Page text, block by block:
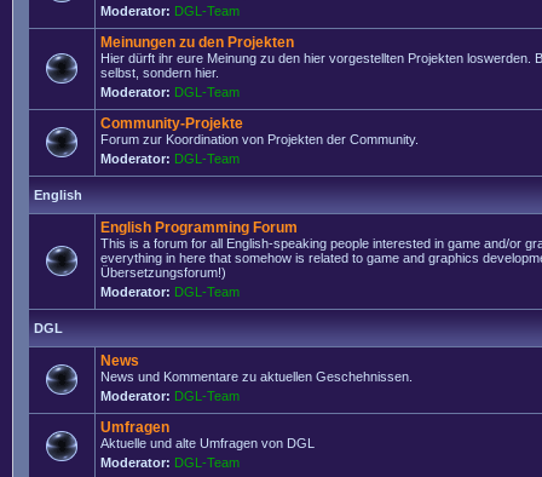
Moderator: DGL-Team
Meinungen zu den Projekten
Hier dürft ihr eure Meinung zu den hier vorgestellten Projekten loswerden.
selbst, sondern hier.
Moderator: DGL-Team
Community-Projekte
Forum zur Koordination von Projekten der Community.
Moderator: DGL-Team
English
English Programming Forum
This is a forum for all English-speaking people interested in game and/or
everything in here that somehow is related to game and graphics
Übersetzungsforum!)
Moderator: DGL-Team
DGL
News
News und Kommentare zu aktuellen Geschehnissen.
Moderator: DGL-Team
Umfragen
Aktuelle und alte Umfragen von DGL
Moderator: DGL-Team